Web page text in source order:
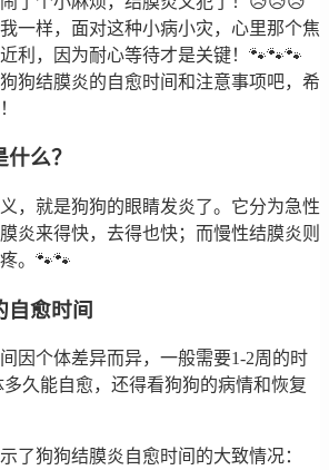
一样，面对这种小病小灾，心里那个焦
利，因为耐心等待才是关键！🐾🐾🐾
狗结膜炎的自愈时间和注意事项吧，希
么？
，就是狗狗的眼睛发炎了。它分为急性
炎来得快，去得也快；而慢性结膜炎则
。🐾🐾
自愈时间
因个体差异而异，一般需要1-2周的时
久能自愈，还得看狗狗的病情和恢复
了狗狗结膜炎自愈时间的大致情况：